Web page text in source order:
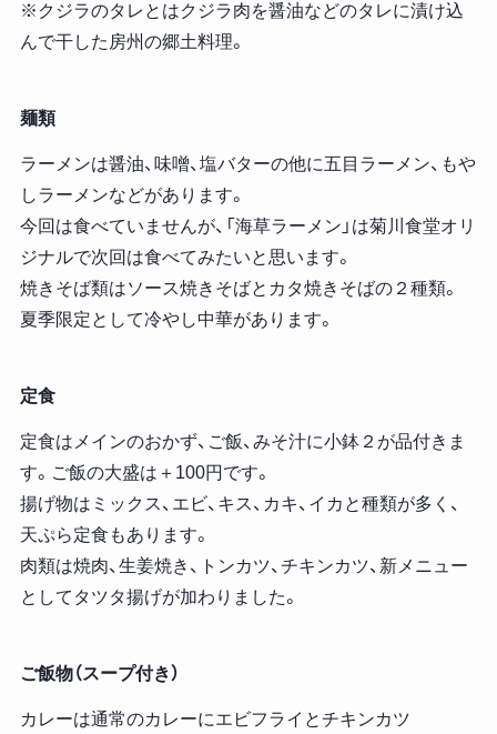
※クジラのタレとはクジラ肉を醤油などのタレに漬け込
んで干した房州の郷土料理。
麺類
ラーメンは醤油、味噌、塩バターの他に五目ラーメン、もや
しラーメンなどがあります。
今回は食べていませんが、「海草ラーメン」は菊川食堂オリ
ジナルで次回は食べてみたいと思います。
焼きそば類はソース焼きそばとカタ焼きそばの２種類。
夏季限定として冷やし中華があります。
定食
定食はメインのおかず、ご飯、みそ汁に小鉢２が品付きま
す。ご飯の大盛は＋100円です。
揚げ物はミックス、エビ、キス、カキ、イカと種類が多く、
天ぷら定食もあります。
肉類は焼肉、生姜焼き、トンカツ、チキンカツ、新メニュー
としてタツタ揚げが加わりました。
ご飯物（スープ付き）
カレーは通常のカレーにエビフライとチキンカツ